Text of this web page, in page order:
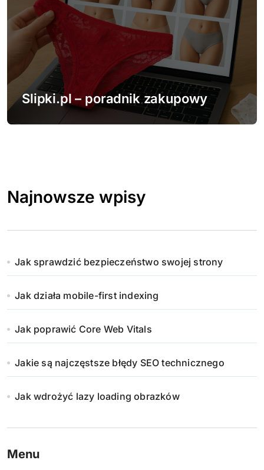
Slipki.pl – poradnik zakupowy
Najnowsze wpisy
Jak sprawdzić bezpieczeństwo swojej strony
Jak działa mobile-first indexing
Jak poprawić Core Web Vitals
Jakie są najczęstsze błędy SEO technicznego
Jak wdrożyć lazy loading obrazków
Menu